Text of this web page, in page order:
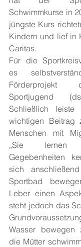
Schwimmkurse in
jüngste Kurs
Kindern und lief in
Caritas.
Für die
es
Förderprojekt
Sportjugend
Schließlich
wichtigen Beitrag
Menschen mit
„Sie lernen
Gegebenheiten
sich
Sportbad
Leber einen
steht jedoch das
Wasser bewegen
die Mütter